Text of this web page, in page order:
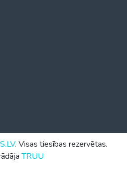
. Visas tiesības rezervētas.
TRUU